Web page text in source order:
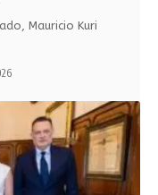
Mauricio Kuri